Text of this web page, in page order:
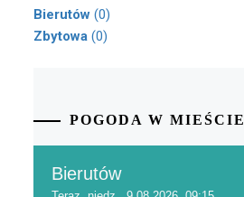
Bierutów (0)
Zbytowa (0)
POGODA W MIEŚCIE